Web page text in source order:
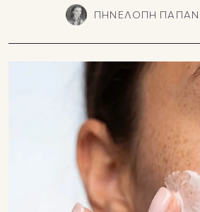
ΠΗΝΕΛΟΠΗ